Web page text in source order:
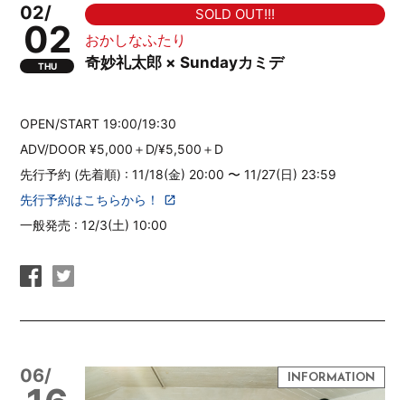
02/
02
THU
SOLD OUT!!!
おかしなふたり
奇妙礼太郎 × Sundayカミデ
OPEN/START 19:00/19:30
ADV/DOOR ¥5,000＋D/¥5,500＋D
先行予約 (先着順) : 11/18(金) 20:00 〜 11/27(日) 23:59
先行予約はこちらから！
一般発売 : 12/3(土) 10:00
06/